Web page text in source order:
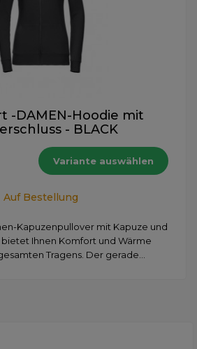
-DAMEN-Hoodie mit
- BLACK
Variante auswählen
Auf Bestellung
Kapuzenpullover mit Kapuze und
bietet Ihnen Komfort und Wärme
Tragens. Der gerade...